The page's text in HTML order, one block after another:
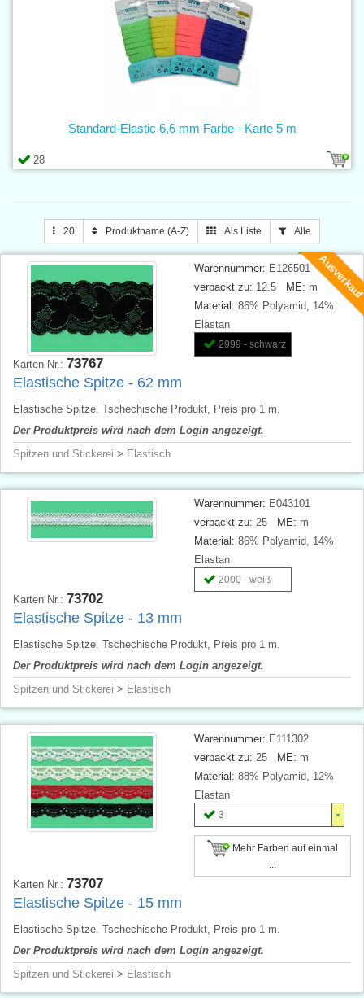
28
Standard-Elastic 6,6 mm Farbe - Karte 5 m
20 Produktname (A-Z) Als Liste Alle
Warennummer: E126501
verpackt zu: 12.5 ME: m
Material: 86% Polyamid, 14%
Elastan
2999 - schwarz
Karten Nr.: 73767
Elastische Spitze - 62 mm
Elastische Spitze. Tschechische Produkt, Preis pro 1 m.
Der Produktpreis wird nach dem Login angezeigt.
Spitzen und Stickerei > Elastisch
Warennummer: E043101
verpackt zu: 25 ME: m
Material: 86% Polyamid, 14%
Elastan
2000 - weiß
Karten Nr.: 73702
Elastische Spitze - 13 mm
Elastische Spitze. Tschechische Produkt, Preis pro 1 m.
Der Produktpreis wird nach dem Login angezeigt.
Spitzen und Stickerei > Elastisch
Warennummer: E111302
verpackt zu: 25 ME: m
Material: 88% Polyamid, 12%
Elastan
3
Mehr Farben auf einmal
Karten Nr.: 73707
Elastische Spitze - 15 mm
Elastische Spitze. Tschechische Produkt, Preis pro 1 m.
Der Produktpreis wird nach dem Login angezeigt.
Spitzen und Stickerei > Elastisch